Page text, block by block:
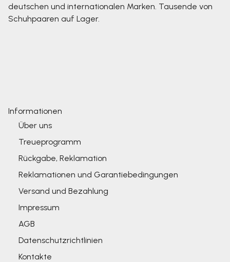
deutschen und internationalen Marken. Tausende von
Schuhpaaren auf Lager.
Informationen
Über uns
Treueprogramm
Rückgabe, Reklamation
Reklamationen und Garantiebedingungen
Versand und Bezahlung
Impressum
AGB
Datenschutzrichtlinien
Kontakte